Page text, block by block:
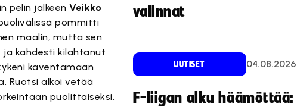
pelin jälkeenVeikko
pommitti
maalin, mutta sen
ja kahdesti kilahtanut
kaventamaan
Ruotsi alkoi vetää
puolittaiseksi.
valinnat
UUTISET 04.08.2026
F-liigan alku häämöttää: